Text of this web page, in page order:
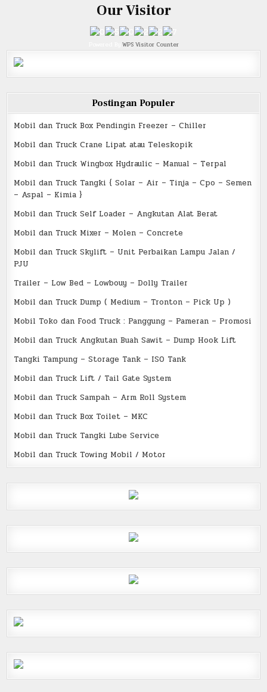
Our Visitor
WPS Visitor Counter
Postingan Populer
Mobil dan Truck Box Pendingin Freezer – Chiller
Mobil dan Truck Crane Lipat atau Teleskopik
Mobil dan Truck Wingbox Hydraulic – Manual – Terpal
Mobil dan Truck Tangki { Solar – Air – Tinja – Cpo – Semen
– Aspal – Kimia }
Mobil dan Truck Self Loader – Angkutan Alat Berat
Mobil dan Truck Mixer – Molen – Concrete
Mobil dan Truck Skylift – Unit Perbaikan Lampu Jalan /
PJU
Trailer – Low Bed – Lowbouy – Dolly Trailer
Mobil dan Truck Dump ( Medium – Tronton – Pick Up )
Mobil Toko dan Food Truck : Panggung – Pameran – Promosi
Mobil dan Truck Angkutan Buah Sawit – Dump Hook Lift
Tangki Tampung – Storage Tank – ISO Tank
Mobil dan Truck Lift / Tail Gate System
Mobil dan Truck Sampah – Arm Roll System
Mobil dan Truck Box Toilet – MKC
Mobil dan Truck Tangki Lube Service
Mobil dan Truck Towing Mobil / Motor